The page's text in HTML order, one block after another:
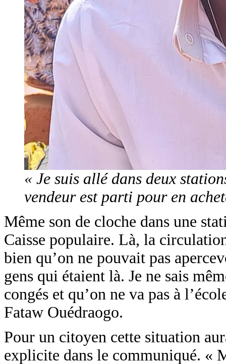
« Je suis allé dans deux
vendeur est parti pour en
Même son de cloche dans une
Caisse populaire. Là, la
bien qu’on ne pouvait pas
gens qui étaient là. Je ne sais
congés et qu’on ne va pas à
Fataw Ouédraogo.
Pour un citoyen cette situation
explicite dans le communiqué. «